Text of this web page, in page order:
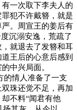
有一次取下李夫人的
犯不许戴簪，就是
。周宣王的姜后有
沉溺安逸，荒疏了
就退去了发簪和耳
王后的心意后感到
的中兴局面。
的情人准备了一支
珠还觉不足，再加
不料“闻君有他